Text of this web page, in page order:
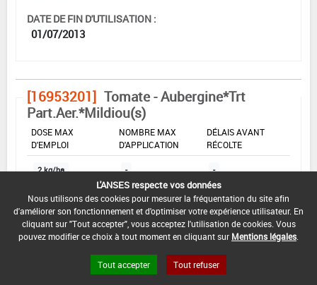
DATE DE FIN D'UTILISATION :
01/07/2013
[16953201] Tomate - Aubergine*Trt
Part.Aer.*Mildiou(s)
DOSE MAX
D'EMPLOI
NOMBRE MAX
D'APPLICATION
DÉLAIS AVANT
RÉCOLTE
2 kg/ha - -
INTERVALLE MINIMUM ENTRE APPLICATIONS :
-
DATE DE RETRAIT DE L'USAGE :
L'ANSES respecte vos données
Nous utilisons des cookies pour mesurer la fréquentation du site afin
d'améliorer son fonctionnement et d'optimiser votre expérience utilisateur. En
cliquant sur "Tout accepter", vous acceptez l'utilisation de cookies. Vous
pouvez modifier ce choix à tout moment en cliquant sur Mentions légales
Tout accepter Tout refuser